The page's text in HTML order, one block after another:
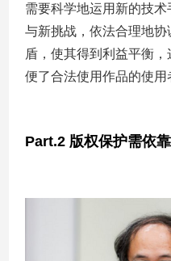
需要科学地运用新的技
与新挑战，依法合理地
盾，使其得到利益平衡
便了合法使用作品的使用
Part.2 版权保护需依